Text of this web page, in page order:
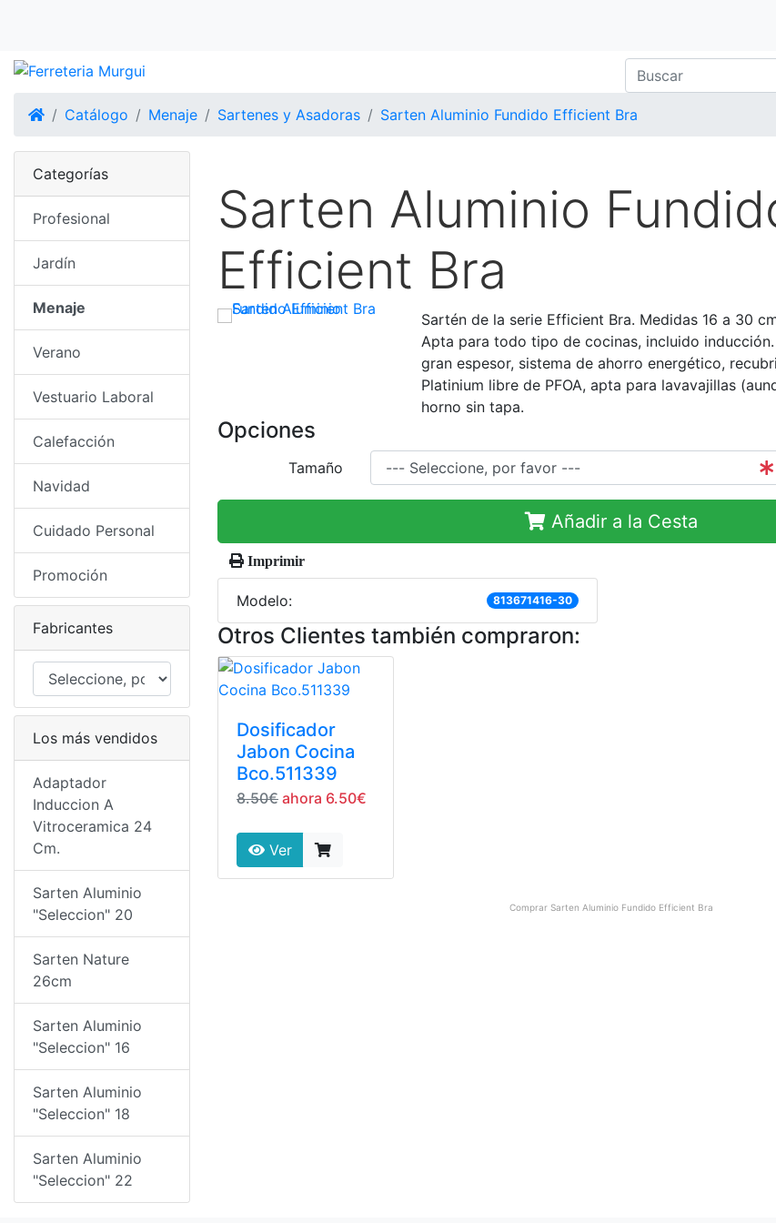
InicioCatálogo Menaje Sartenes y Asadoras Sarten Aluminio Fundido Efficient Bra
Sarten Aluminio
Efficient Bra
Sartén de la serie Efficient Bra. Medidas 16 a 30
Apta para todo tipo de cocinas, incluido
gran espesor, sistema de ahorro energético,
Platinium libre de PFOA, apta para lavavajillas
horno sin tapa.
Opciones
Tamaño
Añadir a la Cesta
Imprimir
Modelo: 813671416-30
Otros Clientes también compraron:
Dosificador
Jabon Cocina
Bco.511339
8.50€ ahora 6.50€
Ver
Comprar Sarten Aluminio Fundido Efficient Bra
Categorías
Profesional
Jardín
Menaje
Verano
Vestuario Laboral
Calefacción
Navidad
Cuidado Personal
Promoción
Fabricantes
Los más vendidos
Adaptador
Induccion A
Vitroceramica 24
Cm.
Sarten Aluminio
"Seleccion" 20
Sarten Nature
26cm
Sarten Aluminio
"Seleccion" 16
Sarten Aluminio
"Seleccion" 18
Sarten Aluminio
"Seleccion" 22